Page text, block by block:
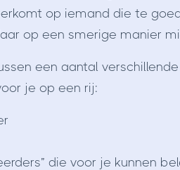
op iemand die te
op een smerige manier
een aantal
je op een rij:
die voor je kunnen